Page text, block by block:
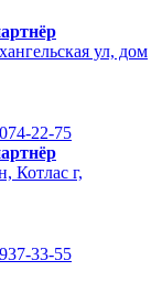
ул, дом
22-75
Котлас г,
33-55